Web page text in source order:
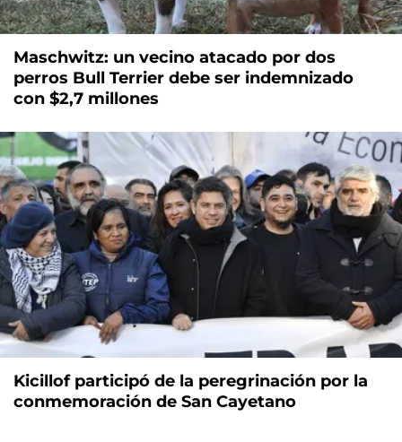
Maschwitz: un vecino atacado por dos
perros Bull Terrier debe ser indemnizado
con $2,7 millones
Kicillof participó de la peregrinación por la
conmemoración de San Cayetano